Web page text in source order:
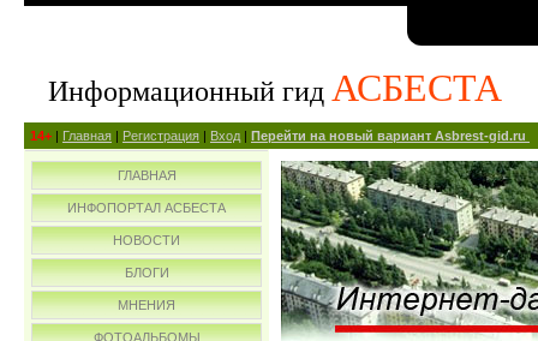
Информационный гид АСБЕСТА
14+ | Главная | Регистрация | Вход | Перейти на новый вариант Asbrest-gid.ru
ГЛАВНАЯ
ИНФОПОРТАЛ АСБЕСТА
НОВОСТИ
БЛОГИ
МНЕНИЯ
ФОТОАЛЬБОМЫ